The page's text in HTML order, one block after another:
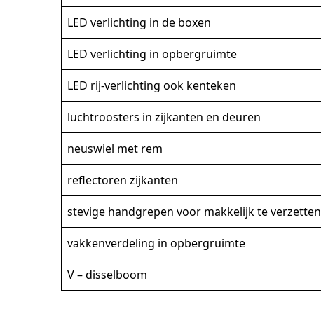
LED verlichting in de boxen
LED verlichting in opbergruimte
LED rij-verlichting ook kenteken
luchtroosters in zijkanten en deuren
neuswiel met rem
reflectoren zijkanten
stevige handgrepen voor makkelijk te verzetten
vakkenverdeling in opbergruimte
V – disselboom